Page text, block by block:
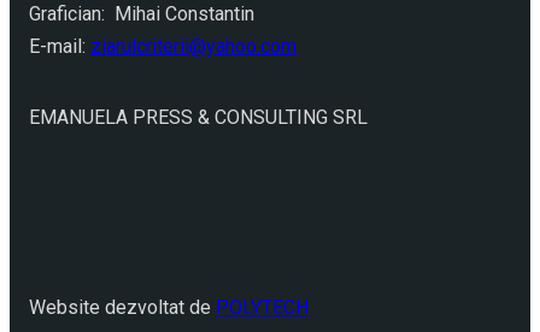
Grafician: Mihai Constantin
E-mail: ziarulcriterii@yahoo.com
EMANUELA PRESS & CONSULTING SRL
Website dezvoltat de POLYTECH